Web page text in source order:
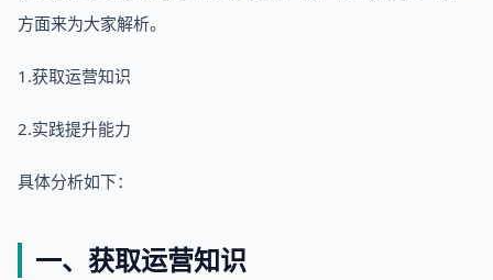
方面来为大家解析。
1.获取运营知识
2.实践提升能力
具体分析如下：
一、获取运营知识